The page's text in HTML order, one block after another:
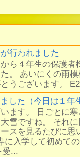
行われました
ら４年生の保護者
。 あいにくの雨
うございます。
した（今日は１年
ます。 日ごとに
雪ですね。 それ
スを見るたびに思
に入学して初めて
受...